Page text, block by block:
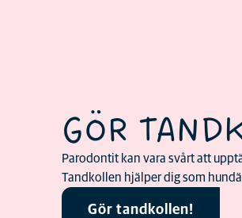
GÖR
Parodontit kan vara svårt att
Tandkollen hjälper dig som
Gör tandkollen!